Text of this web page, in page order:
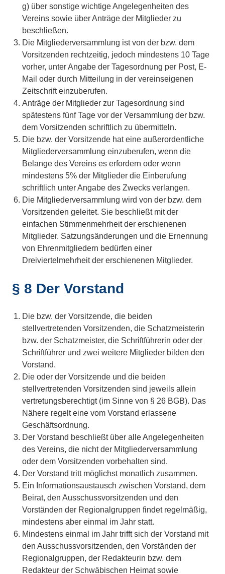
g) über sonstige wichtige Angelegenheiten des
Vereins sowie über Anträge der Mitglieder zu
beschließen.
Die Mitgliederversammlung ist von der bzw. dem
Vorsitzenden rechtzeitig, jedoch mindestens 10 Tage
vorher, unter Angabe der Tagesordnung per Post, E-
Mail oder durch Mitteilung in der vereinseigenen
Zeitschrift einzuberufen.
Anträge der Mitglieder zur Tagesordnung sind
spätestens fünf Tage vor der Versammlung der bzw.
dem Vorsitzenden schriftlich zu übermitteln.
Die bzw. der Vorsitzende hat eine außerordentliche
Mitgliederversammlung einzuberufen, wenn die
Belange des Vereins es erfordern oder wenn
mindestens 5% der Mitglieder die Einberufung
schriftlich unter Angabe des Zwecks verlangen.
Die Mitgliederversammlung wird von der bzw. dem
Vorsitzenden geleitet. Sie beschließt mit der
einfachen Stimmenmehrheit der erschienenen
Mitglieder. Satzungsänderungen und die Ernennung
von Ehrenmitgliedern bedürfen einer
Dreiviertelmehrheit der erschienenen Mitglieder.
§ 8 Der Vorstand
Die bzw. der Vorsitzende, die beiden
stellvertretenden Vorsitzenden, die Schatzmeisterin
bzw. der Schatzmeister, die Schriftführerin oder der
Schriftführer und zwei weitere Mitglieder bilden den
Vorstand.
Die oder der Vorsitzende und die beiden
stellvertretenden Vorsitzenden sind jeweils allein
vertretungsberechtigt (im Sinne von § 26 BGB). Das
Nähere regelt eine vom Vorstand erlassene
Geschäftsordnung.
Der Vorstand beschließt über alle Angelegenheiten
des Vereins, die nicht der Mitgliederversammlung
oder dem Vorsitzenden vorbehalten sind.
Der Vorstand tritt möglichst monatlich zusammen.
Ein Informationsaustausch zwischen Vorstand, dem
Beirat, den Ausschussvorsitzenden und den
Vorständen der Regionalgruppen findet regelmäßig,
mindestens aber einmal im Jahr statt.
Mindestens einmal im Jahr trifft sich der Vorstand mit
den Ausschussvorsitzenden, den Vorständen der
Regionalgruppen, der Redakteurin bzw. dem
Redakteur der Schwäbischen Heimat sowie